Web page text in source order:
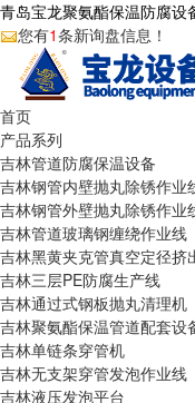
青岛宝龙聚氨酯保温防腐设
您有1条新询盘信息！
首页
产品系列
吉林管道防腐保温设备
吉林钢管内壁抛丸除锈作业
吉林钢管外壁抛丸除锈作业
吉林管道玻璃钢缠绕作业线
吉林黑黄夹克管真空定径挤
吉林三层PE防腐生产线
吉林通过式钢板抛丸清理机
吉林聚氨酯保温管道配套设
吉林单链条穿管机
吉林无支架穿管发泡作业线
吉林液压发泡平台